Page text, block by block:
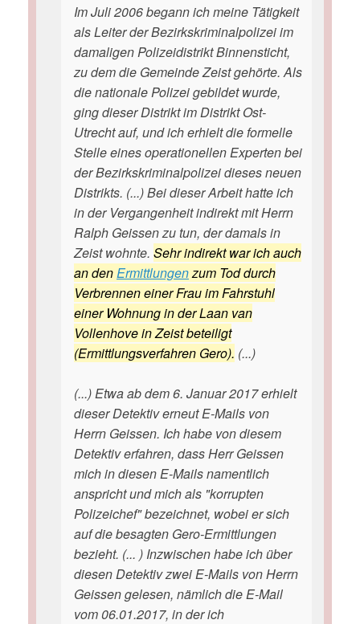
Im Juli 2006 begann ich meine Tätigkeit
als Leiter der Bezirkskriminalpolizei im
damaligen Polizeidistrikt Binnensticht,
zu dem die Gemeinde Zeist gehörte. Als
die nationale Polizei gebildet wurde,
ging dieser Distrikt im Distrikt Ost-
Utrecht auf, und ich erhielt die formelle
Stelle eines operationellen Experten bei
der Bezirkskriminalpolizei dieses neuen
Distrikts. (...) Bei dieser Arbeit hatte ich
in der Vergangenheit indirekt mit Herrn
Ralph Geissen zu tun, der damals in
Zeist wohnte. Sehr indirekt war ich auch
an denErmittlungenzum Tod durch
Verbrennen einer Frau im Fahrstuhl
einer Wohnung in der Laan van
Vollenhove in Zeist beteiligt
(Ermittlungsverfahren Gero). (...)
(...) Etwa ab dem 6. Januar 2017 erhielt
dieser Detektiv erneut E-Mails von
Herrn Geissen. Ich habe von diesem
Detektiv erfahren, dass Herr Geissen
mich in diesen E-Mails namentlich
anspricht und mich als "korrupten
Polizeichef" bezeichnet, wobei er sich
auf die besagten Gero-Ermittlungen
bezieht. (... ) Inzwischen habe ich über
diesen Detektiv zwei E-Mails von Herrn
Geissen gelesen, nämlich die E-Mail
vom 06.01.2017, in der ich